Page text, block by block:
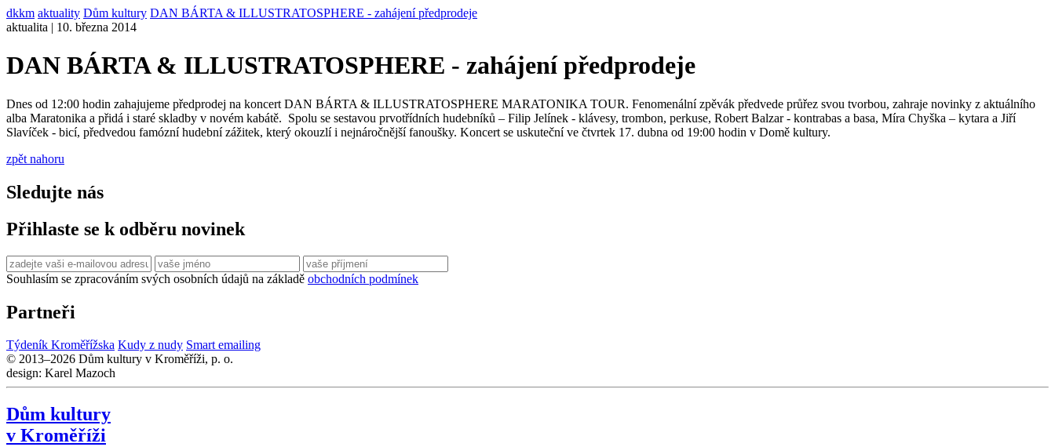
dkkm aktuality Dům kultury DAN BÁRTA & ILLUSTRATOSPHERE - zahájení předprodeje
aktualita | 10. března 2014
DAN BÁRTA & ILLUSTRATOSPHERE - zahájení předprodeje
Dnes od 12:00 hodin zahajujeme předprodej na koncert DAN BÁRTA & ILLUSTRATOSPHERE MARATONIKA TOUR. Fenomenální zpěvák předvede průřez svou tvorbou, zahraje novinky z aktuálního
alba Maratonika a přidá i staré skladby v novém kabátě. Spolu se sestavou prvotřídních hudebníků – Filip Jelínek - klávesy, trombon, perkuse, Robert Balzar - kontrabas a basa, Míra Chyška – kytara a Jiří
Slavíček - bicí, předvedou famózní hudební zážitek, který okouzlí i nejnáročnější fanoušky. Koncert se uskuteční ve čtvrtek 17. dubna od 19:00 hodin v Domě kultury.
zpět nahoru
Sledujte nás
Přihlaste se k odběru novinek
Souhlasím se zpracováním svých osobních údajů na základě obchodních podmínek
Partneři
Týdeník Kroměřížska Kudy z nudy Smart emailing
© 2013–2026 Dům kultury v Kroměříži, p. o.
design: Karel Mazoch
Dům kultury
v Kroměříži